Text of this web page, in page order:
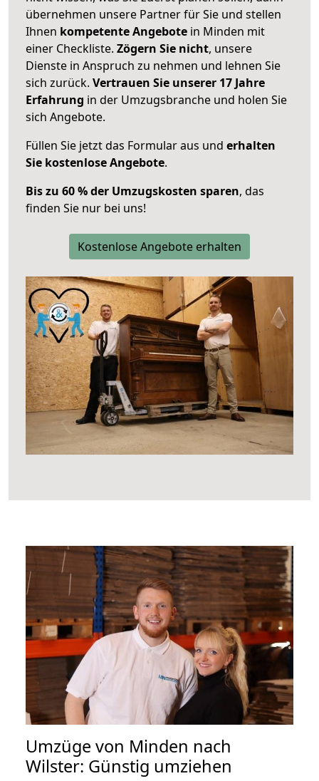
übernehmen unsere Partner für Sie und stellen
Ihnen kompetente Angebote in Minden mit
einer Checkliste. Zögern Sie nicht, unsere
Dienste in Anspruch zu nehmen und lehnen Sie
sich zurück. Vertrauen Sie unserer 17 Jahre
Erfahrung in der Umzugsbranche und holen Sie
sich Angebote.
Füllen Sie jetzt das Formular aus und erhalten
Sie kostenlose Angebote.
Bis zu 60 % der Umzugskosten sparen, das
finden Sie nur bei uns!
Kostenlose Angebote erhalten
Umzüge von Minden nach
Wilster: Günstig umziehen